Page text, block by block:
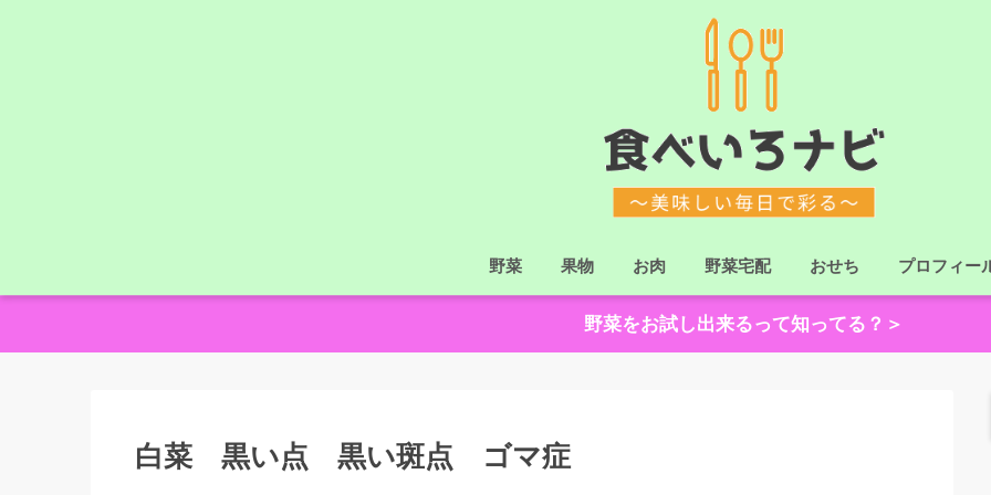
野菜 果物 お肉 野菜宅配 おせち プロフィー
野菜をお試し出来るって知ってる？＞
白菜 黒い点 黒い斑点 ゴマ症